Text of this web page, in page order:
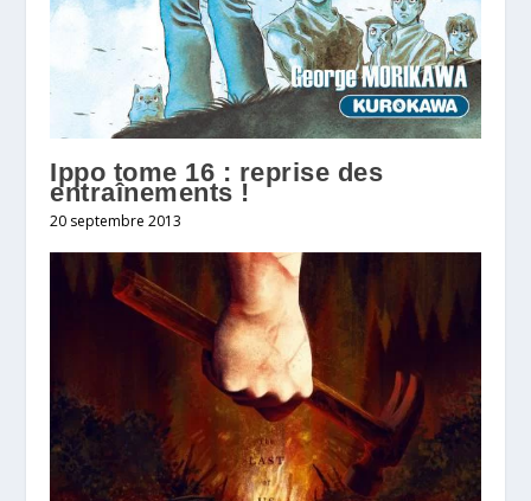
Ippo tome 16 : reprise des
entraînements !
20 septembre 2013